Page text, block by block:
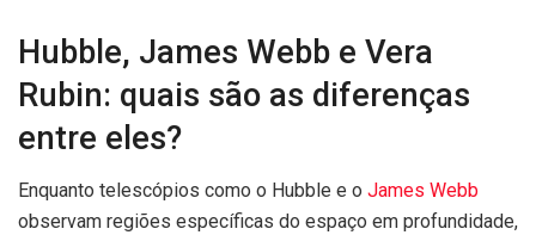
Hubble, James Webb e Vera
Rubin: quais são as diferenças
entre eles?
Enquanto telescópios como o Hubble e o James Webb
observam regiões específicas do espaço em profundidade,